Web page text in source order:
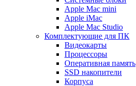
Apple Mac mini
Apple iMac
Apple Mac Studio
Комплектующие для ПК
Видеокарты
Процессоры
Оперативная память
SSD накопители
Корпуса